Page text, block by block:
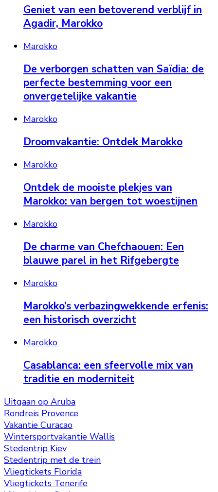
Geniet van een betoverend verblijf in
Agadir, Marokko
Marokko
De verborgen schatten van Saïdia: de
perfecte bestemming voor een
onvergetelijke vakantie
Marokko
Droomvakantie: Ontdek Marokko
Marokko
Ontdek de mooiste plekjes van
Marokko: van bergen tot woestijnen
Marokko
De charme van Chefchaouen: Een
blauwe parel in het Rifgebergte
Marokko
Marokko’s verbazingwekkende erfenis:
een historisch overzicht
Marokko
Casablanca: een sfeervolle mix van
traditie en moderniteit
Uitgaan op Aruba
Rondreis Provence
Vakantie Curacao
Wintersportvakantie Wallis
Stedentrip Kiev
Stedentrip met de trein
Vliegtickets Florida
Vliegtickets Tenerife